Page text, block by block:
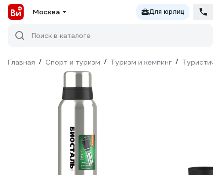
Москва Для юрлиц
Поиск в каталоге
Главная / Спорт и туризм / Туризм и кемпинг /